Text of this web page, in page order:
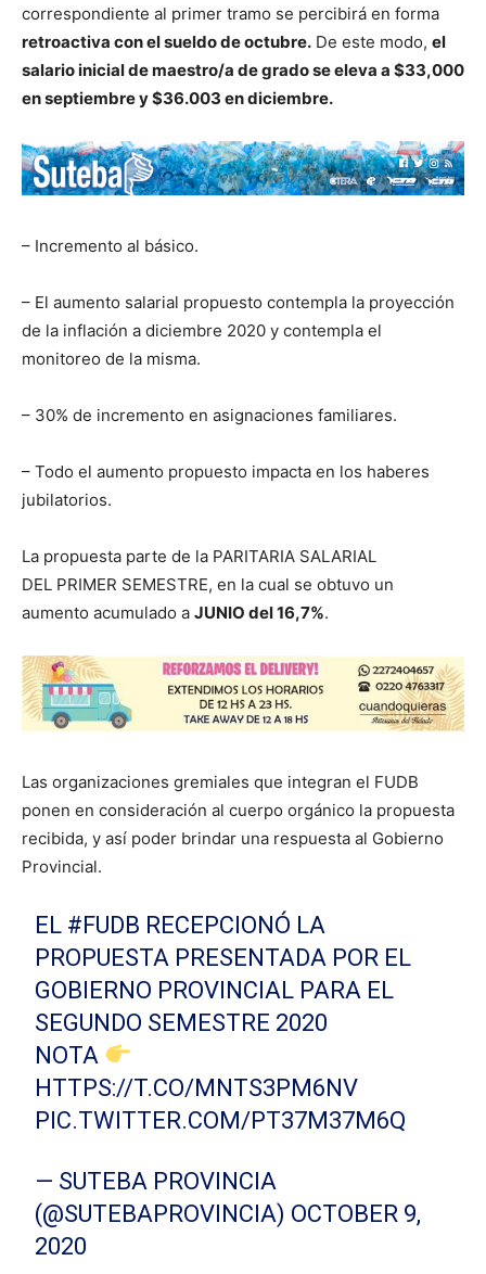
correspondiente al primer tramo se percibirá en forma
retroactiva con el sueldo de octubre. De este modo, el
salario inicial de maestro/a de grado se eleva a $33,000
en septiembre y $36.003 en diciembre.
– Incremento al básico.
– El aumento salarial propuesto contempla la proyección
de la inflación a diciembre 2020 y contempla el
monitoreo de la misma.
– 30% de incremento en asignaciones familiares.
– Todo el aumento propuesto impacta en los haberes
jubilatorios.
La propuesta parte de la PARITARIA SALARIAL
DEL PRIMER SEMESTRE, en la cual se obtuvo un
aumento acumulado a JUNIO del 16,7%.
Las organizaciones gremiales que integran el FUDB
ponen en consideración al cuerpo orgánico la propuesta
recibida, y así poder brindar una respuesta al Gobierno
Provincial.
EL #FUDB RECEPCIONÓ LA
PROPUESTA PRESENTADA POR EL
GOBIERNO PROVINCIAL PARA EL
SEGUNDO SEMESTRE 2020
NOTA
HTTPS://T.CO/MNTS3PM6NV
PIC.TWITTER.COM/PT37M37M6Q
— SUTEBA PROVINCIA
(@SUTEBAPROVINCIA) OCTOBER 9,
2020